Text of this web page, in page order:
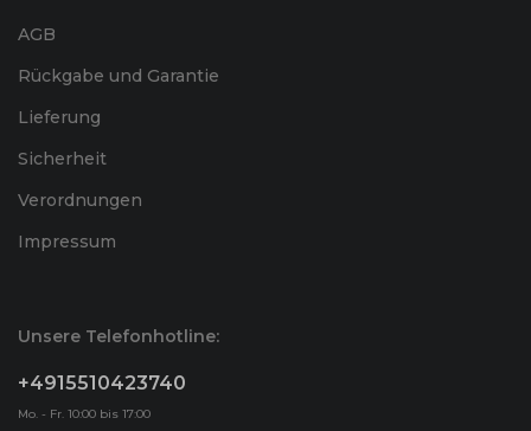
AGB
Rückgabe und Garantie
Lieferung
Sicherheit
Verordnungen
Impressum
Unsere Telefonhotline:
+4915510423740
Mo. - Fr. 10:00 bis 17:00